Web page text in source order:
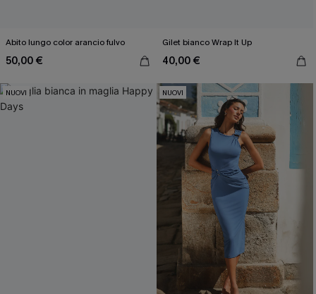
Abito lungo color arancio fulvo
50,00 €
Gilet bianco Wrap It Up
40,00 €
NUOVI NUOVI